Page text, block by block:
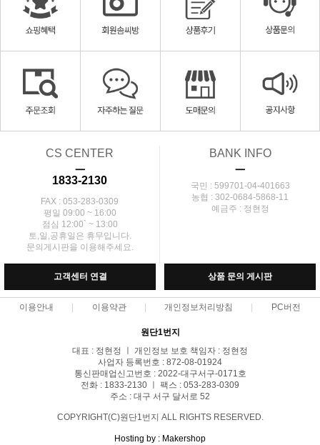
CS CENTER
ㅡ
1833-2130
FAX : 053-283-0309
평일 09:00 ~ 16:00
점심 12:00` ~ 13:00
토,일,공휴일은 휴무입니다.
문의게시판을 이용해주세요.
BANK INFO
ㅡ
국민 : 599701-04-401663
농협 : 302-0684-5868-11
예금주 : 정현정
고객센터 연결 상품 문의 게시판
이용안내 이용약관 개인정보처리방침 PC버전
원단1번지
대표 : 정현정 ㅣ 개인정보 보호 책임자 : 정현정
사업자 등록번호 : 872-08-01924
통신판매업신고번호 : 2022-대구서구-0171호
전화 : 1833-2130 ㅣ 팩스 : 053-283-0309
주소 : 대구 서구 달서로 52
COPYRIGHT(C)원단1번지 ALL RIGHTS RESERVED.
Hosting by : Makershop